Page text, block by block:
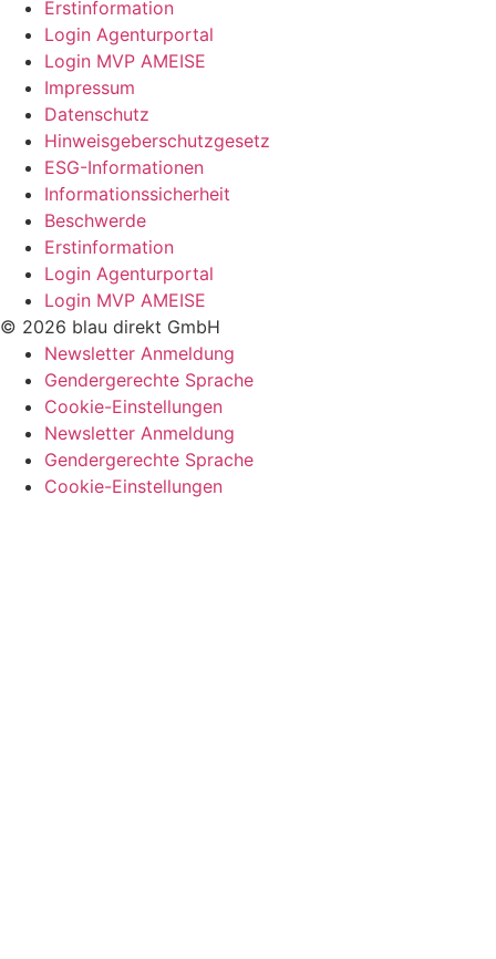
Erstinformation
Login Agenturportal
Login MVP AMEISE
Impressum
Datenschutz
Hinweisgeberschutzgesetz
ESG-Informationen
Informationssicherheit
Beschwerde
Erstinformation
Login Agenturportal
Login MVP AMEISE
© 2026 blau direkt GmbH
Newsletter Anmeldung
Gendergerechte Sprache
Cookie-Einstellungen
Newsletter Anmeldung
Gendergerechte Sprache
Cookie-Einstellungen